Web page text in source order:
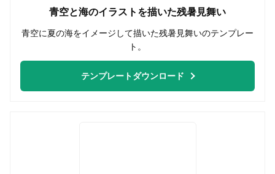
青空と海のイラストを描いた残暑見舞い
青空に夏の海をイメージして描いた残暑見舞いのテンプレー
ト。
テンプレートダウンロード